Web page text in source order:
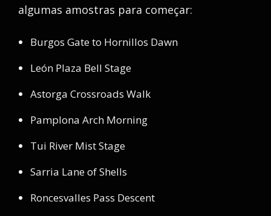
algumas amostras para começar:
Burgos Gate to Hornillos Dawn
León Plaza Bell Stage
Astorga Crossroads Walk
Pamplona Arch Morning
Tui River Mist Stage
Sarria Lane of Shells
Roncesvalles Pass Descent